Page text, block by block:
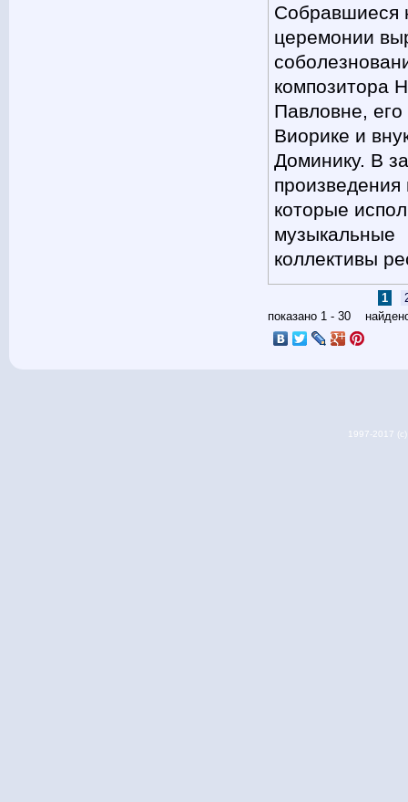
Собравшиеся
церемонии
композитора
Павловне,
Виорике и
Доминику. В
произведения
которые
музыкальные
коллективы
1
показано 1 - 30
1997-2017